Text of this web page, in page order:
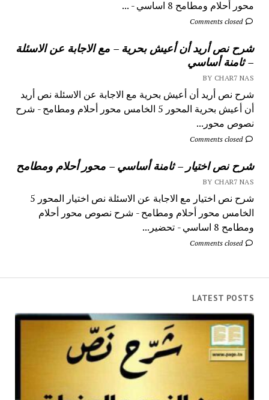
محور أحلام ومطامح 8 اساسي - ...
Comments closed
شرح نص أريد أن أعيش بحرية – مع الاجابة عن الاسئلة
– ثامنة أساسي
BY CHAR7 NAS
شرح نص أريد أن أعيش بحرية مع الاجابة عن الاسئلة نص أريد
أن أعيش بحرية المحور 5 الخامس محور أحلام ومطامح - شرح
نصوص محور...
Comments closed
شرح نص اختيار – ثامنة أساسي – محور أحلام ومطامح
BY CHAR7 NAS
شرح نص اختيار مع الاجابة عن الاسئلة نص اختيار المحور 5
الخامس محور أحلام ومطامح - شرح نصوص محور أحلام
ومطامح 8 اساسي - تحضير...
Comments closed
LATEST POSTS